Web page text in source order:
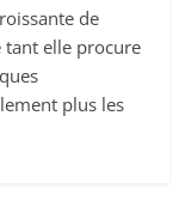
de
tant elle procure
plus les